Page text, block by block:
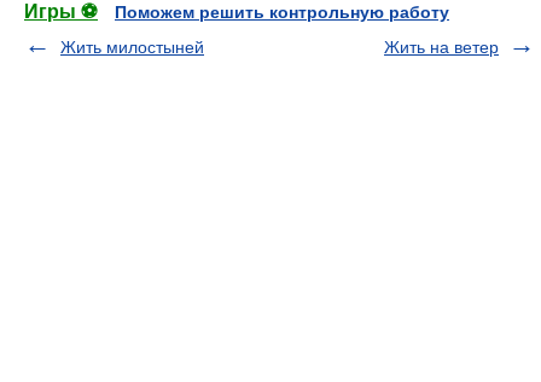
Игры ⚽
Поможем решить контрольную работу
Жить милостыней
Жить на ветер